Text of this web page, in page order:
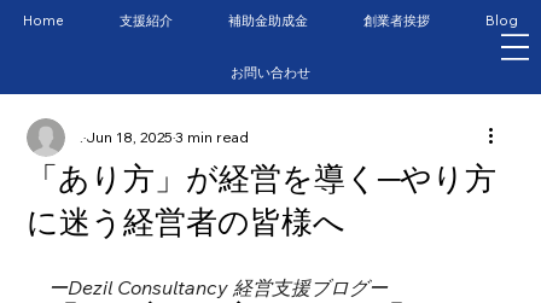
Home 支援紹介 補助金助成金 創業者挨拶 Blog
お問い合わせ
「あり方」が経営を導く─やり方
に迷う経営者の皆様へ
.Jun 18, 20253 min read
ーDezil Consultancy 経営支援ブログー